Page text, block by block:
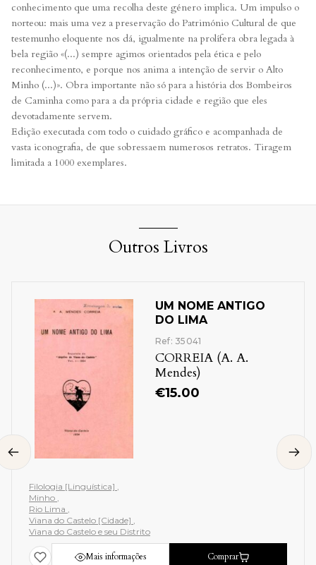
conhecimento que uma recolha deste género implica. Um impulso o
norteou: mais uma vez a preservação do Património Cultural de que
testemunho eloquente nos dá, igualmente na prolífera obra legada à
bela região «(...) sempre agimos orientados pela ética e pelo
reconhecimento, e porque nos anima a intenção de servir o Alto
Minho (...)». Obra importante não só para a história dos Bombeiros
de Caminha como para a da própria cidade e região que eles
devotadamente servem.
Edição executada com todo o cuidado gráfico e acompanhada de
vasta iconografia, de que sobressaem numerosos retratos. Tiragem
limitada a 1000 exemplares.
Outros Livros
UM NOME ANTIGO
DO LIMA
Ref: 35041
CORREIA (A. A.
Mendes)
€15.00
Filologia [Linguística]
Minho
Rio Lima
Viana do Castelo [Cidade]
Viana do Castelo e seu Distrito
Mais informações Comprar